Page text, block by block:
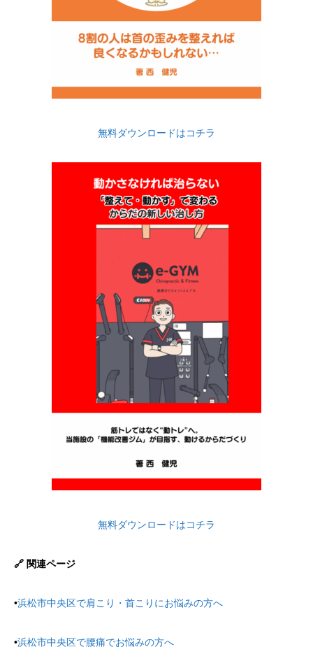
無料ダウンロードはコチラ
無料ダウンロードはコチラ
🔗 関連ページ
•浜松市中央区で肩こり・首こりにお悩みの方へ
•浜松市中央区で腰痛でお悩みの方へ